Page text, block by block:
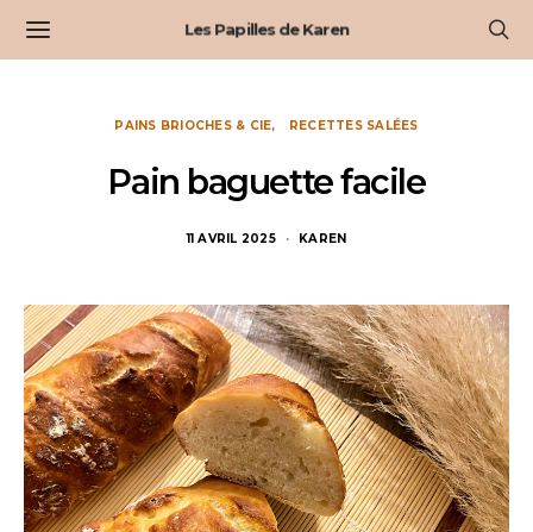
Les Papilles de Karen
PAINS BRIOCHES & CIE RECETTES SALÉES
Pain baguette facile
11 AVRIL 2025 KAREN